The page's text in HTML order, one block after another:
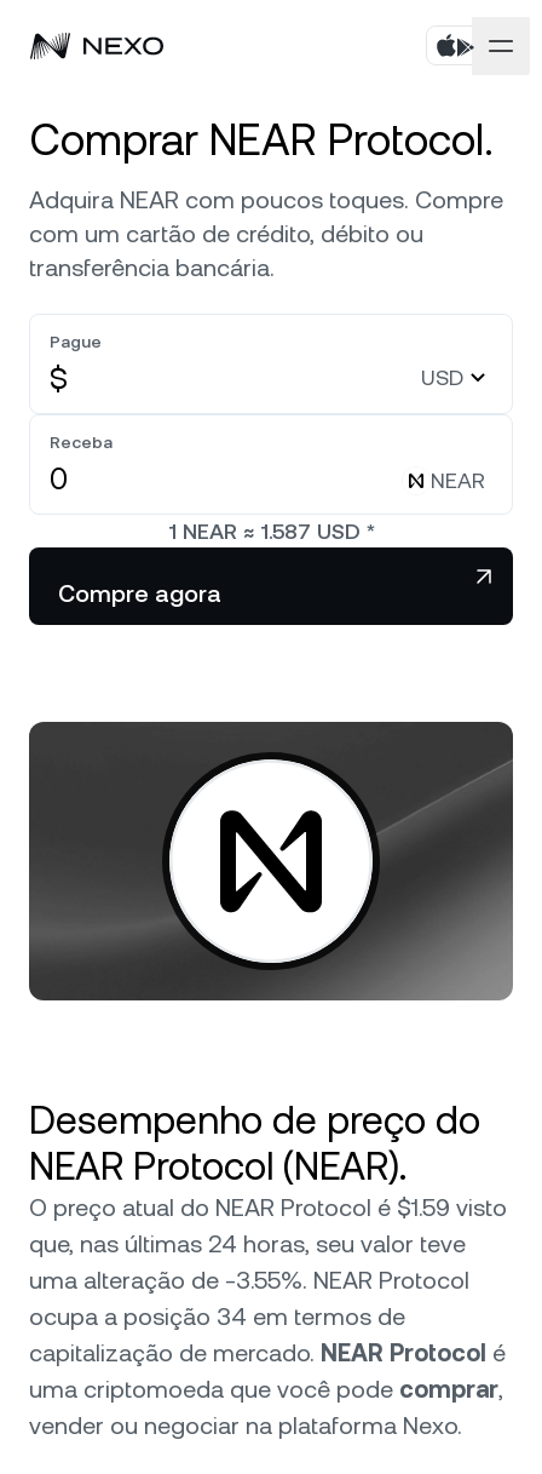
Compre ativos
Flexible Savings
Dual Investment
Exchange
Linha de Crédito
Zero-interest Credit
Futures
Programa de Fidelidade
Conta corporativa
Corretagem Prime
White Label
Payment Gateway
O mercado está em alta de
horas
Bitcoin
0,64%
0,52%
DOT 0,22%
SOL
Empresa
Sobre
Segurança
Parcerias
Central de Ajuda
Comprar NEAR Protocol.
Adquira NEAR com poucos toques. Compre
com um cartão de crédito, débito ou
transferência bancária.
Pague
$ USD
Receba
NEAR
1 NEAR ≈ 1.587 USD *
Compre agora
Desempenho de preço do
NEAR Protocol (NEAR).
O preço atual do NEAR Protocol é $1.59 visto
que, nas últimas 24 horas, seu valor teve
uma alteração de -3.55%. NEAR Protocol
ocupa a posição 34 em termos de
capitalização de mercado. NEAR Protocol é
uma criptomoeda que você pode comprar,
vender ou negociar na plataforma Nexo.